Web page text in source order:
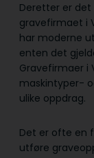
Deretter er det
gravefirmaet i
har moderne
enten det
Gravefirmaer i
maskintyper-
ulike oppdrag.
Det er ofte en
utføre